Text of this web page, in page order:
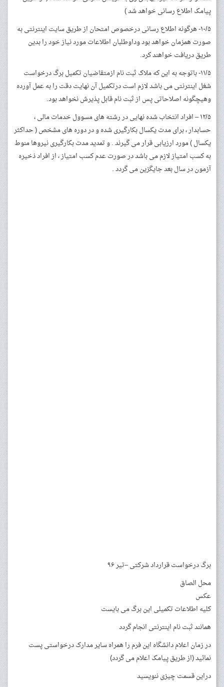
پیامک اطلاع رسانی خواهد شد )
۱۰/۵- هرگونه اطلاع رسانی درخصوص امتحان از طریق سایت اینترنتی به
صورت همزمان خواهد بود وداوطلبان اطلاعات مورد نیاز خود را بدین
طریق دریافت خواهند کرد.
۱۱/۵- باتوجه به این که ملاک ثبت نام ازمتقاضیان تکمیل برگ درخواست
شغل اینترنتی می باشد لازم است درتکمیل آن نهایت دقت را به عمل آورده
وهیچگونه اصلاحاتی پس از ثبت نام قابل پذیرش نخواهد بود.
۱۲/۵ – افراد انتخاب شده نهایی در رشته های مسوول خدمات مالی ،
حسابدار ، برای مدت یکسال بکارگیری شده و در دوره های مشخص ( حداکثر
یکسال ) مورد ارزیابی قرار می گیرند . و تمدید مدت بکارگیری نیروها منوط
به کسب امتیاز لازم می باشد در صورت عدم کسب امتیاز ، از افراد ذخیره
آزمون در سال بعد جایگزین می گردد .
برگ درخواست قرارداد شرکتی –تیر ۹۶
محل الصاق
عکس
کلیه اطلاعات تکمیلی این برگ می بایست
همانند ثبت نام اینترنتی انجام گردد
در زمان اعلام دانشگاه این فرم را همراه سایر مدارک درخواستی پست
نمائید (از طریق پیامک اعلام می گردد)
دراین قسمت چیزی ننویسید